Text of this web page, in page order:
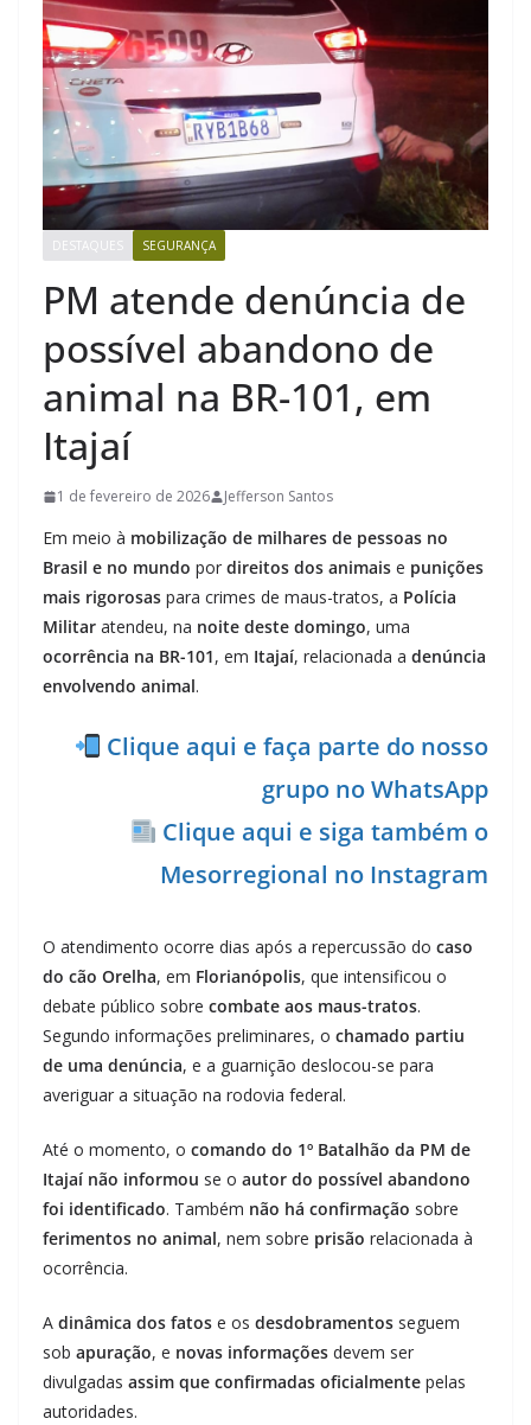
DESTAQUES SEGURANÇA
PM atende denúncia de
possível abandono de
animal na BR-101, em
Itajaí
1 de fevereiro de 2026 Jefferson Santos
Em meio à mobilização de milhares de pessoas no
Brasil e no mundo por direitos dos animais e punições
mais rigorosas para crimes de maus-tratos, a Polícia
Militar atendeu, na noite deste domingo, uma
ocorrência na BR-101, em Itajaí, relacionada a denúncia
envolvendo animal.
Clique aqui e faça parte do nosso
grupo no WhatsApp
Clique aqui e siga também o
Mesorregional no Instagram
O atendimento ocorre dias após a repercussão do caso
do cão Orelha, em Florianópolis, que intensificou o
debate público sobre combate aos maus-tratos.
Segundo informações preliminares, o chamado partiu
de uma denúncia, e a guarnição deslocou-se para
averiguar a situação na rodovia federal.
Até o momento, o comando do 1º Batalhão da PM de
Itajaí não informou se o autor do possível abandono
foi identificado. Também não há confirmação sobre
ferimentos no animal, nem sobre prisão relacionada à
ocorrência.
A dinâmica dos fatos e os desdobramentos seguem
sob apuração, e novas informações devem ser
divulgadas assim que confirmadas oficialmente pelas
autoridades.